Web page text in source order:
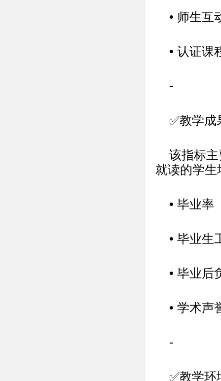
• 师生互
• 认证课
-
✅教学成
该指标
就读的学生
• 毕业率
• 毕业生
• 毕业后
• 学术声
-
✅教学环